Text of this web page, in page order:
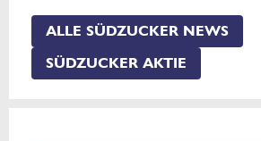
ALLE SÜDZUCKER NEWS
SÜDZUCKER AKTIE